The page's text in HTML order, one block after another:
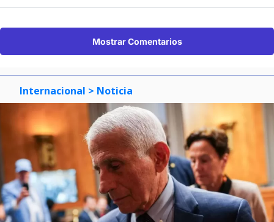
Mostrar Comentarios
Internacional > Noticia